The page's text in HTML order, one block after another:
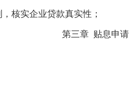
核实企业贷款真实性；
第三章 贴息申